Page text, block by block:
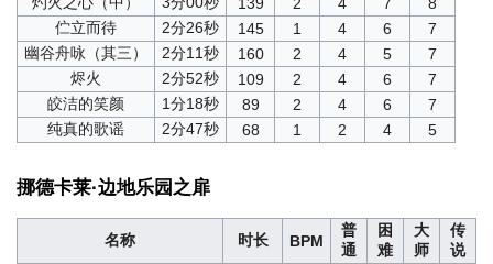
139 2 4 7
8
伫立而待
2分26秒 145 1 4 6
7
幽谷舟咏（其三）
2分11秒 160 2 4 5
7
烬火
2分52秒 109 2 4 6
7
皎洁的笑颜
1分18秒 89 2 4 6
7
纯真的歌谣
2分47秒 68 1 2 4 5
挪德卡莱·边地乐园之扉
名称 时长 BPM
普
通
困
难
大
师
传
说